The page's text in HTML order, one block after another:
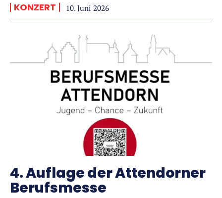
KONZERT 10. Juni 2026
4. Auflage der Attendorner
Berufsmesse